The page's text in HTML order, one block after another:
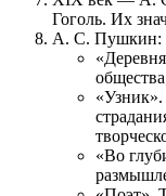
Гоголь. Их
А. С. Пушкин:
«Во